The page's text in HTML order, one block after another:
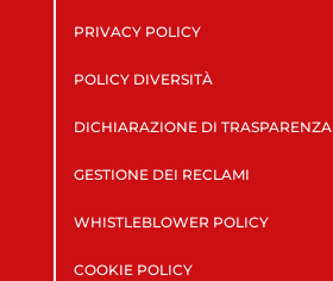
PRIVACY POLICY
POLICY DIVERSITÀ
DICHIARAZIONE DI TRASPARENZA
GESTIONE DEI RECLAMI
WHISTLEBLOWER POLICY
COOKIE POLICY